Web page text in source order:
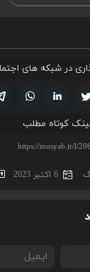
در شبکه های
تویتر
فیسوک
کوتاه مطلب
6 اکتبر 2023